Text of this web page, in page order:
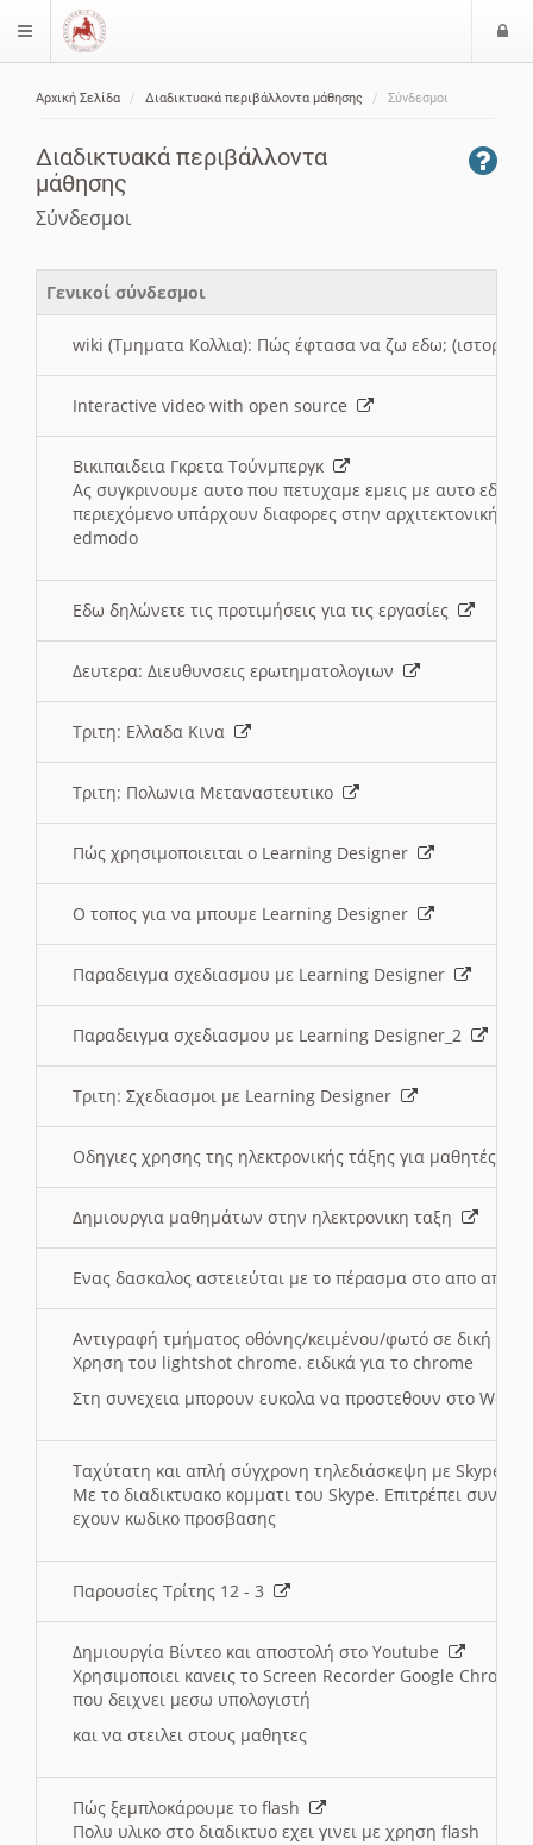
$langMenu
Αρχική Σελίδα Διαδικτυακά περιβάλλοντα μάθησης Σύνδεσμοι
Διαδικτυακά περιβάλλοντα
μάθησης
Σύνδεσμοι
Γενικοί σύνδεσμοι
wiki (Τμηματα Κολλια): Πώς έφτασα να ζω εδω; (ιστορια)
Interactive video with open source
Βικιπαιδεια Γκρετα Τούνμπεργκ
Ας συγκρινουμε αυτο που πετυχαμε εμεις με αυτο εδω
περιεχόμενο υπάρχουν διαφορες στην αρχιτεκτονική
edmodo
Εδω δηλώνετε τις προτιμήσεις για τις εργασίες
Δευτερα: Διευθυνσεις ερωτηματολογιων
Τριτη: Ελλαδα Κινα
Τριτη: Πολωνια Μεταναστευτικο
Πώς χρησιμοποιειται ο Learning Designer
O τοπος για να μπουμε Learning Designer
Παραδειγμα σχεδιασμου με Learning Designer
Παραδειγμα σχεδιασμου με Learning Designer_2
Τριτη: Σχεδιασμοι με Learning Designer
Οδηγιες χρησης της ηλεκτρονικής τάξης για μαθητές
Δημιουργια μαθημάτων στην ηλεκτρονικη ταξη
Ενας δασκαλος αστειεύται με το πέρασμα στο απο
Αντιγραφή τμήματος οθόνης/κειμένου/φωτό σε δική
Χρηση του lightshot chrome. ειδικά για το chrome
Στη συνεχεια μπορουν ευκολα να προστεθουν στο Word
Ταχύτατη και απλή σύγχρονη τηλεδιάσκεψη με Skype
Με το διαδικτυακο κομματι του Skype. Επιτρέπει
εχουν κωδικο προσβασης
Παρουσίες Τρίτης 12 - 3
Δημιουργία Βίντεο και αποστολή στο Youtube
Χρησιμοποιει κανεις το Screen Recorder Google Chrome
που δειχνει μεσω υπολογιστή
και να στειλει στους μαθητες
Πώς ξεμπλοκάρουμε το flash
Πολυ υλικο στο διαδικτυο εχει γινει με χρηση flash